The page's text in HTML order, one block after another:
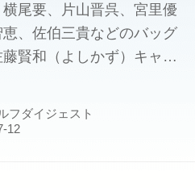
尾要、片山晋呉、宮里優
、佐伯三貴などのバッグ
賢和（よしかず）キャデ
けでもある彼は、2013年
フダイジェスト